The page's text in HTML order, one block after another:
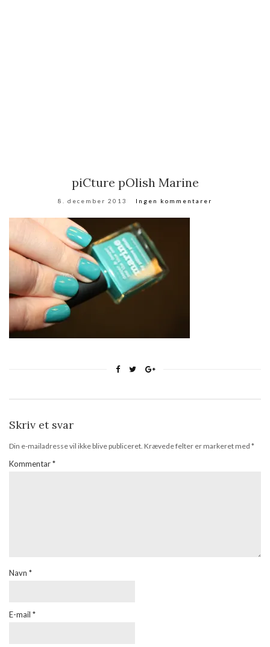
piCture pOlish Marine
8. december 2013 Ingen kommentarer
Skriv et svar
Din e-mailadresse vil ikke blive publiceret. Krævede felter er markeret med *
Kommentar*
Navn *
E-mail *